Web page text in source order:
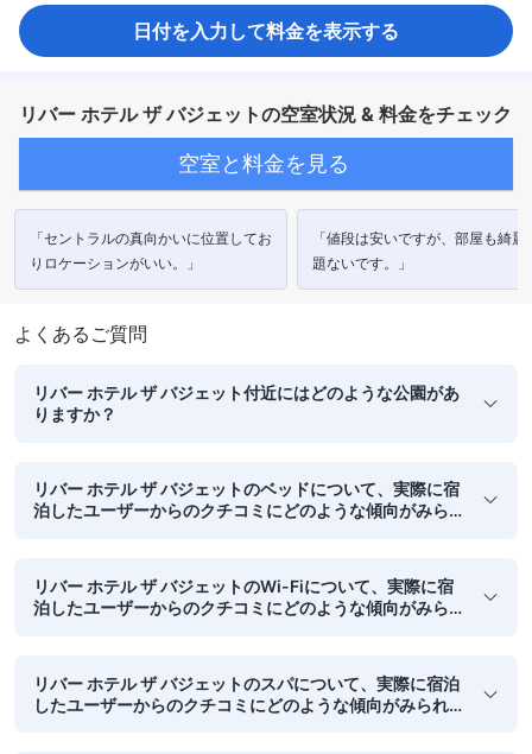
日付を入力して料金を表示する
リバー ホテル ザ バジェットの空室状況 & 料金をチェック
空室と料金を見る
「セントラルの真向かいに位置してお
りロケーションがいい。」
「値段は安いですが、部屋も綺麗
題ないです。」
よくあるご質問
リバー ホテル ザ バジェット付近にはどのような公園があ
りますか？
リバー ホテル ザ バジェットのベッドについて、実際に宿
泊したユーザーからのクチコミにどのような傾向がみら
リバー ホテル ザ バジェットのWi-Fiについて、実際に宿
泊したユーザーからのクチコミにどのような傾向がみら
リバー ホテル ザ バジェットのスパについて、実際に宿泊
したユーザーからのクチコミにどのような傾向がみられ